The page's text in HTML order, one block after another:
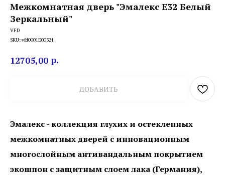
Межкомнатная дверь "Эмалекс Е32 Белый
Зеркальный"
VFD
SKU:vfd0001E00321
12705,00 р.
ДОБАВИТЬ
Эмалекс - коллекция глухих и остекленных
межкомнатных дверей с инновационным
многослойным антивандальным покрытием
экошпон с защитным слоем лака (Германия),